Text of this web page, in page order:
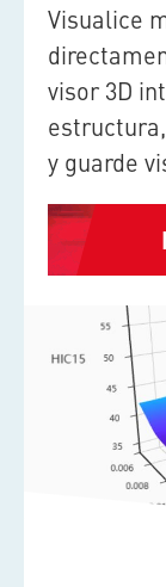
Visualice
visor 3D
y guarde